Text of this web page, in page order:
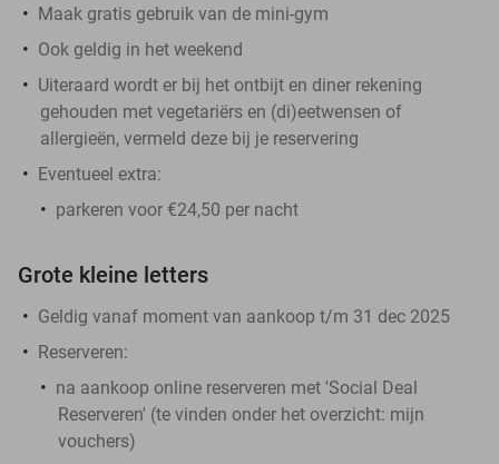
Maak gratis gebruik van de mini-gym
Ook geldig in het weekend
Uiteraard wordt er bij het ontbijt en diner rekening
gehouden met vegetariërs en (di)eetwensen of
allergieën, vermeld deze bij je reservering
Eventueel extra:
parkeren voor €24,50 per nacht
Grote kleine letters
Geldig vanaf moment van aankoop t/m 31 dec 2025
Reserveren:
na aankoop online reserveren met 'Social Deal
Reserveren' (te vinden onder het overzicht: mijn
vouchers)